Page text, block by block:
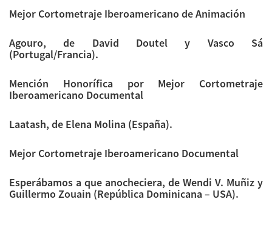
Mejor Cortometraje Iberoamericano de Animación
Agouro, de David Doutel y Vasco Sá
(Portugal/Francia).
Mención Honorífica por Mejor Cortometraje
Iberoamericano Documental
Laatash, de Elena Molina (España).
Mejor Cortometraje Iberoamericano Documental
Esperábamos a que anocheciera, de Wendi V. Muñiz y
Guillermo Zouain (República Dominicana – USA).